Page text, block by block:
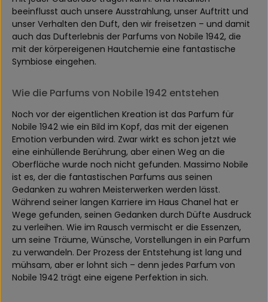
beeinflusst auch unsere Ausstrahlung, unser Auftritt und
unser Verhalten den Duft, den wir freisetzen – und damit
auch das Dufterlebnis der Parfums von Nobile 1942, die
mit der körpereigenen Hautchemie eine fantastische
Symbiose eingehen.
Wie die Parfums von Nobile 1942 entstehen
Noch vor der eigentlichen Kreation ist das Parfum für
Nobile 1942 wie ein Bild im Kopf, das mit der eigenen
Emotion verbunden wird. Zwar wirkt es schon jetzt wie
eine einhüllende Berührung, aber einen Weg an die
Oberfläche wurde noch nicht gefunden. Massimo Nobile
ist es, der die fantastischen Parfums aus seinen
Gedanken zu wahren Meisterwerken werden lässt.
Während seiner langen Karriere im Haus Chanel hat er
Wege gefunden, seinen Gedanken durch Düfte Ausdruck
zu verleihen. Wie im Rausch vermischt er die Essenzen,
um seine Träume, Wünsche, Vorstellungen in ein Parfum
zu verwandeln. Der Prozess der Entstehung ist lang und
mühsam, aber er lohnt sich – denn jedes Parfum von
Nobile 1942 trägt eine eigene Perfektion in sich.